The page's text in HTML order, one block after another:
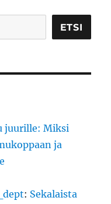
ETSI
juurille: Miksi
ja
: Sekalaista